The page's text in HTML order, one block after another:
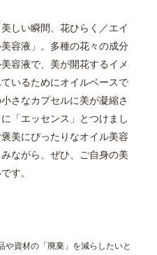
しい瞬間、花ひらく／エイ
容液」。多種の花々の成分
容液で、美が開花するイメ
いるためにオイルベースで
さなカプセルに美が凝縮さ
「エッセンス」とつけまし
美にぴったりなオイル美容
ながら、ぜひ、ご自身の美
す。
や資材の「廃棄」を減らしたいと